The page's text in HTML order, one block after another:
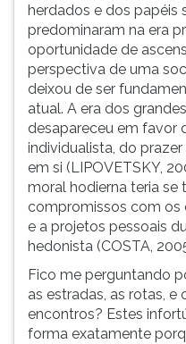
herdados e dos papéis
predominaram na era
oportunidade de
perspectiva de uma
deixou de ser
atual. A era dos
desapareceu em favor
individualista, do
em si (LIPOVETSKY,
moral hodierna teria se
compromissos com os
e a projetos pessoais
hedonista (COSTA,
Fico me perguntando
as estradas, as rotas, e
encontros? Estes
forma exatamente